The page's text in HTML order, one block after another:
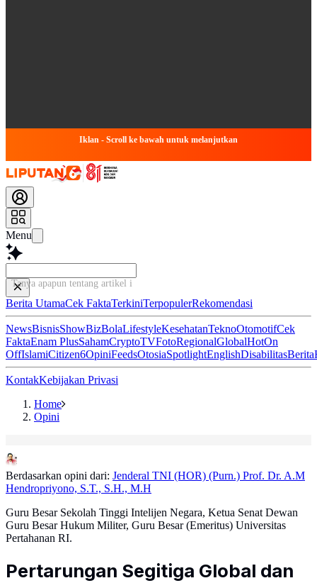
Iklan - Scroll ke bawah untuk melanjutkan
Menu
Tanya apapun tentang artikel ini...
Berita UtamaCek FaktaTerkiniTerpopulerRekomendasi
NewsBisnisShowBizBolaLifestyleKesehatanTeknoOtomotifCek
FaktaEnam PlusSahamCryptoTVFotoRegionalGlobalHotOn
OffIslamiCitizen6OpiniFeedsOtosiaSpotlightEnglishDisabilitasBerita
KontakKebijakan Privasi
Home
Opini
Berdasarkan opini dari: Jenderal TNI (HOR) (Purn.) Prof. Dr. A.M
Hendropriyono, S.T., S.H., M.H
Guru Besar Sekolah Tinggi Intelijen Negara, Ketua Senat Dewan
Guru Besar Hukum Militer, Guru Besar (Emeritus) Universitas
Pertahanan RI.
Pertarungan Segitiga Global dan